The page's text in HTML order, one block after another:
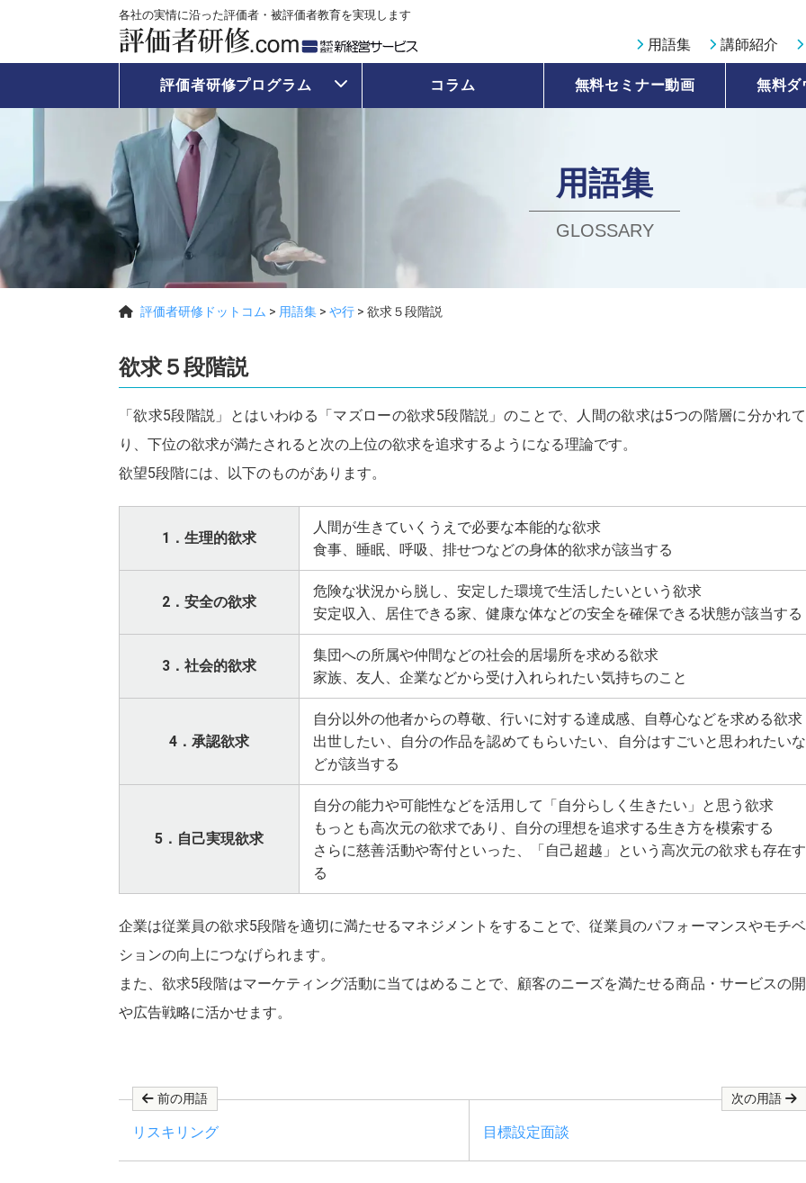
各社の実情に沿った評価者・被評価者教育を実現します
用語集 講師紹介
評価者研修プログラム コラム 無料セミナー動画 無料ダ
用語集
GLOSSARY
評価者研修ドットコム > 用語集 > や行 > 欲求５段階説
欲求５段階説
「欲求5段階説」とはいわゆる「マズローの欲求5段階説」のことで、人間の欲求は5つの階層に分かれ
り、下位の欲求が満たされると次の上位の欲求を追求するようになる理論です。
欲望5段階には、以下のものがあります。
1．生理的欲求
人間が生きていくうえで必要な本能的な欲求
食事、睡眠、呼吸、排せつなどの身体的欲求が該当する
2．安全の欲求
危険な状況から脱し、安定した環境で生活したいという欲求
安定収入、居住できる家、健康な体などの安全を確保できる状態が該当する
3．社会的欲求
集団への所属や仲間などの社会的居場所を求める欲求
家族、友人、企業などから受け入れられたい気持ちのこと
4．承認欲求
自分以外の他者からの尊敬、行いに対する達成感、自尊心などを求める欲求
出世したい、自分の作品を認めてもらいたい、自分はすごいと思われたいな
どが該当する
5．自己実現欲求
自分の能力や可能性などを活用して「自分らしく生きたい」と思う欲求
もっとも高次元の欲求であり、自分の理想を追求する生き方を模索する
さらに慈善活動や寄付といった、「自己超越」という高次元の欲求も存在す
る
企業は従業員の欲求5段階を適切に満たせるマネジメントをすることで、従業員のパフォーマンスやモチ
ションの向上につなげられます。
また、欲求5段階はマーケティング活動に当てはめることで、顧客のニーズを満たせる商品・サービスの
や広告戦略に活かせます。
前の用語
リスキリング
次の用語
目標設定面談